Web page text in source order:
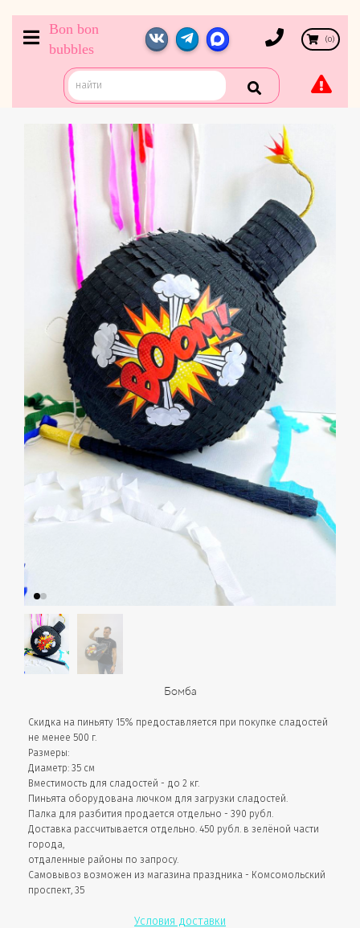
Bon bon
bubbles
(0)
Бомба
Скидка на пиньяту 15% предоставляется при покупке сладостей
не менее 500 г.
Размеры:
Диаметр: 35 см
Вместимость для сладостей - до 2 кг.
Пиньята оборудована лючком для загрузки сладостей.
Палка для разбития продается отдельно - 390 рубл.
Доставка рассчитывается отдельно. 450 рубл. в зелёной части
города,
отдаленные районы по запросу.
Самовывоз возможен из магазина праздника - Комсомольский
проспект, 35
Условия доставки